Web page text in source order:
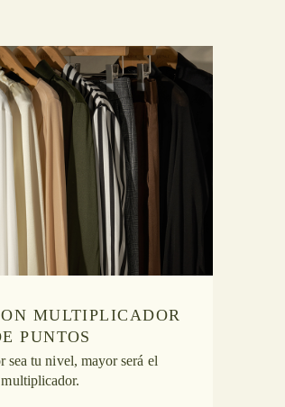
MULTIPLICADOR
PUNTOS
sea tu nivel, mayor será el
multiplicador.